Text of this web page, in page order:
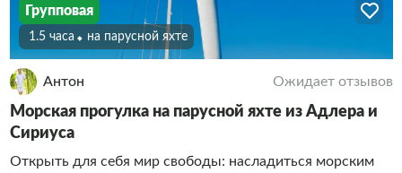
Групповая
1.5 часа На парусной яхте
Антон Ожидает отзывов
Морская прогулка на парусной яхте из Адлера и
Сириуса
Открыть для себя мир свободы: насладиться морским